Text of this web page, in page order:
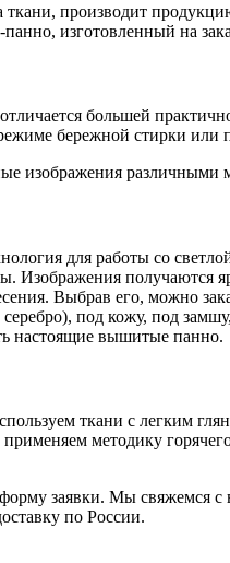
ткани, производит
изготовленный на
большей
бережной стирки или
изображения
для работы со
Изображения получаются
Выбрав его, можно
под кожу, под
настоящие вышитые панно.
ткани с легким
методику
заявки. Мы свяжемся с
по России.